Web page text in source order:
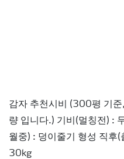
감자 추천시비 (300평 기
량 입니다.) 기비(멀칭전) :
월중) : 덩이줄기 형성 직
30kg